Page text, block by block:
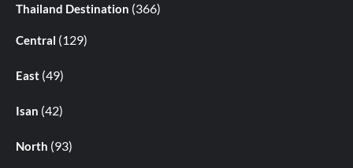
Thailand Destination (366)
Central (129)
East (49)
Isan (42)
North (93)